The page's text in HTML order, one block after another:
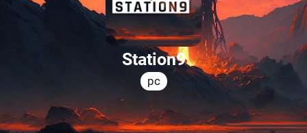
Station9
pc